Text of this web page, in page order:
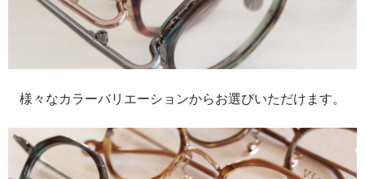
様々なカラーバリエーションからお選びいただけます。